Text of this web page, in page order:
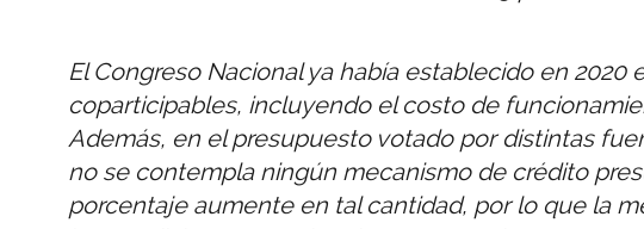
El Congreso Nacional ya había establecido en
coparticipables, incluyendo el costo de
Además, en el presupuesto votado por distintas
no se contempla ningún mecanismo de crédito
porcentaje aumente en tal cantidad, por lo que la